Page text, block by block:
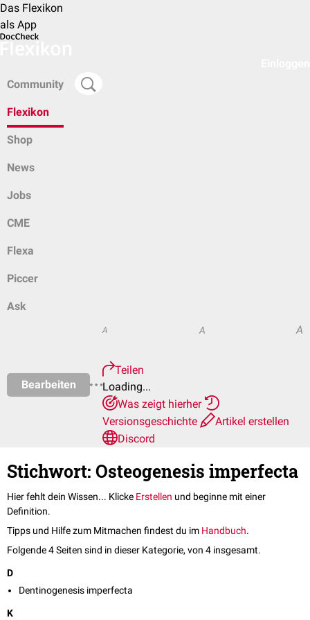
Das Flexikon
als App
Community
Flexikon
Shop
News
Jobs
CME
Flexa
Piccer
Ask
Bearbeiten
A A A
Teilen
Loading...
Was zeigt hierher
Versionsgeschichte
Artikel erstellen
Discord
Stichwort: Osteogenesis imperfecta
Hier fehlt dein Wissen... Klicke Erstellen und beginne mit einer
Definition.
Tipps und Hilfe zum Mitmachen findest du im Handbuch.
Folgende 4 Seiten sind in dieser Kategorie, von 4 insgesamt.
D
Dentinogenesis imperfecta
K